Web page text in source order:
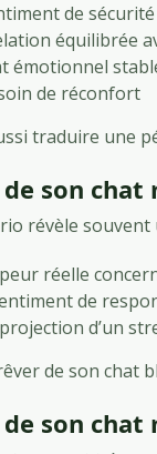
de sécurité
équilibrée
émotionnel
de réconfort
traduire une
son chat
révèle
réelle
de
d’un
de son chat
de son chat